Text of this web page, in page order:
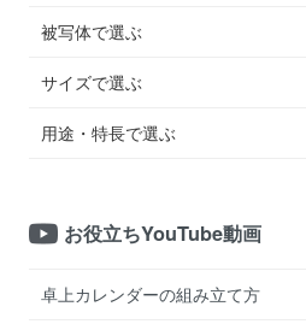
被写体で選ぶ
サイズで選ぶ
用途・特長で選ぶ
お役立ちYouTube動画
卓上カレンダーの組み立て方